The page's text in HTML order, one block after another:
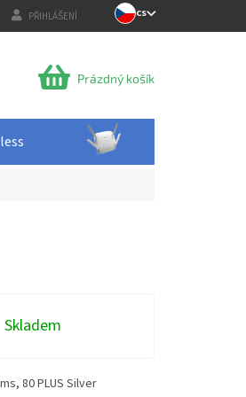
PŘIHLÁŠENÍ CS
NÁKUPNÍ
Prázdný košík
Skladem
80 PLUS Silver